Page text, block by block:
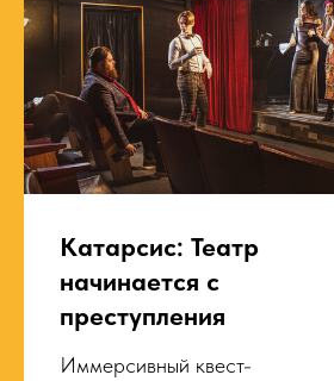
Катарсис: Театр
начинается с
преступления
Иммерсивный квест-